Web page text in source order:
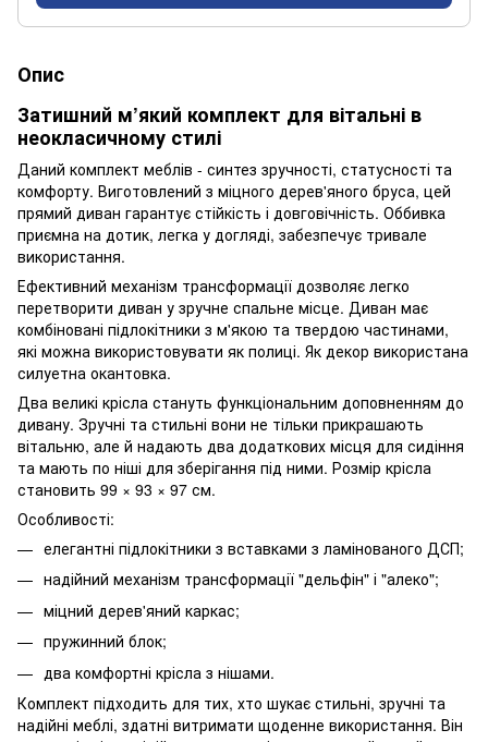
Опис
Затишний м’який комплект для вітальні в
неокласичному стилі
Даний комплект меблів - синтез зручності, статусності та
комфорту. Виготовлений з міцного дерев'яного бруса, цей
прямий диван гарантує стійкість і довговічність. Оббивка
приємна на дотик, легка у догляді, забезпечує тривале
використання.
Ефективний механізм трансформації дозволяє легко
перетворити диван у зручне спальне місце. Диван має
комбіновані підлокітники з м'якою та твердою частинами,
які можна використовувати як полиці. Як декор використана
силуетна окантовка.
Два великі крісла стануть функціональним доповненням до
дивану. Зручні та стильні вони не тільки прикрашають
вітальню, але й надають два додаткових місця для сидіння
та мають по ніші для зберігання під ними. Розмір крісла
становить 99 × 93 × 97 см.
Особливості:
елегантні підлокітники з вставками з ламінованого ДСП;
надійний механізм трансформації "дельфін" і "алеко";
міцний дерев'яний каркас;
пружинний блок;
два комфортні крісла з нішами.
Комплект підходить для тих, хто шукає стильні, зручні та
надійні меблі, здатні витримати щоденне використання. Він